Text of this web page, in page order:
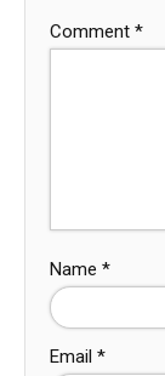
Comment *
Name *
Email *